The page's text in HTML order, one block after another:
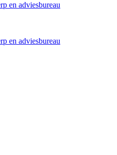
en adviesbureau
en adviesbureau